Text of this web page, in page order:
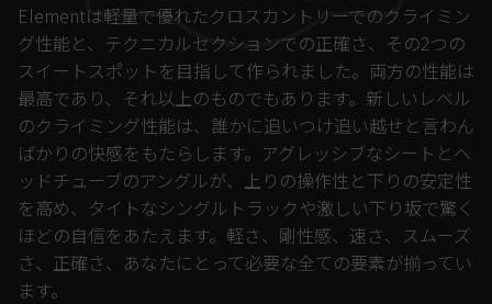
Elementは軽量で優れたクロスカントリーでのクライミン
グ性能と、テクニカルセクションでの正確さ、その2つの
スイートスポットを目指して作られました。両方の性能は
最高であり、それ以上のものでもあります。新しいレベル
のクライミング性能は、誰かに追いつけ追い越せと言わん
ばかりの快感をもたらします。アグレッシブなシートとヘ
ッドチューブのアングルが、上りの操作性と下りの安定性
を高め、タイトなシングルトラックや激しい下り坂で驚く
ほどの自信をあたえます。軽さ、剛性感、速さ、スムーズ
さ、正確さ、あなたにとって必要な全ての要素が揃ってい
ます。